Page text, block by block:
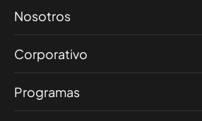
Nosotros
Corporativo
Programas